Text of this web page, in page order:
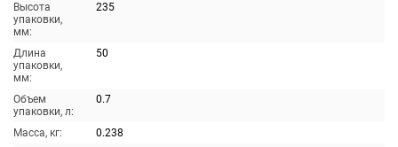
Высота
упаковки,
мм:
235
Длина
упаковки,
мм:
50
Объем
упаковки, л:
0.7
Масса, кг:
0.238